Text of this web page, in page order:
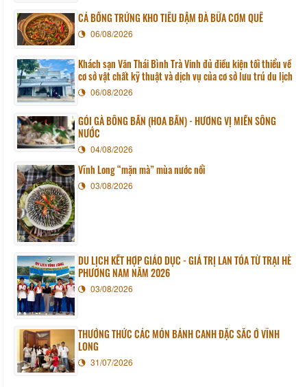
CÁ BỐNG TRỨNG KHO TIÊU ĐẬM ĐÀ BỮA CƠM QUÊ
06/08/2026
Khách sạn Văn Thái Bình Trà Vinh đủ điều kiện tối thiểu về
cơ sở vật chất kỹ thuật và dịch vụ của cơ sở lưu trú du lịch
06/08/2026
GỎI GÀ BÔNG BẦN (HOA BẦN) - HƯƠNG VỊ MIỀN SÔNG
NƯỚC
04/08/2026
Vĩnh Long “mặn mà” mùa nước nổi
03/08/2026
DU LỊCH KẾT HỢP GIÁO DỤC - GIÁ TRỊ LAN TỎA TỪ TRẠI HÈ
PHƯƠNG NAM NĂM 2026
03/08/2026
THƯỞNG THỨC CÁC MÓN BÁNH CANH ĐẶC SẮC Ở VĨNH
LONG
31/07/2026